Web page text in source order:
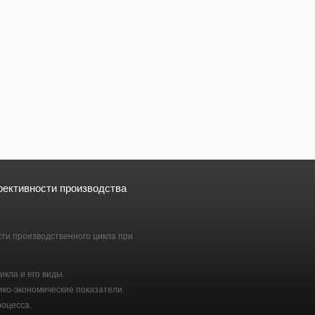
производства
производственного цикла при
и его виды.
экономические показатели.